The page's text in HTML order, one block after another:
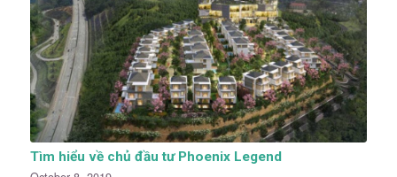
Tìm hiểu về chủ đầu tư Phoenix Legend